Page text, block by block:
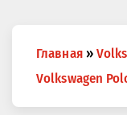
здесь
Главная »
Volkswagen